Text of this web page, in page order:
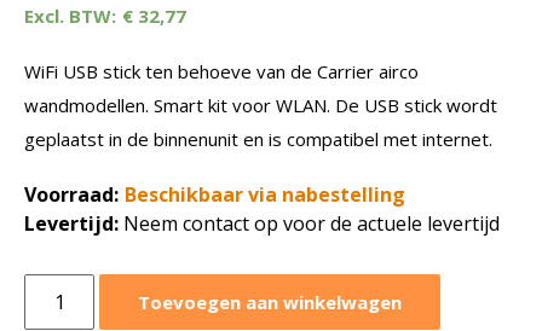
€ 32,77
WiFi USB stick ten behoeve van de Carrier airco
wandmodellen. Smart kit voor WLAN. De USB stick wordt
geplaatst in de binnenunit en is compatibel met internet.
Voorraad: Beschikbaar via nabestelling
Levertijd: Neem contact op voor de actuele levertijd
WiFi
Toevoegen aan winkelwagen